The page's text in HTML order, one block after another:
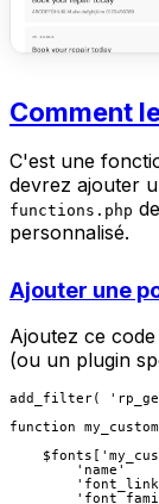
Comment
C'est une
devrez ajouter
functions.php
personnalisé.
Ajouter une
Ajoutez ce
(ou un plugin
add_filter(
function
'name'